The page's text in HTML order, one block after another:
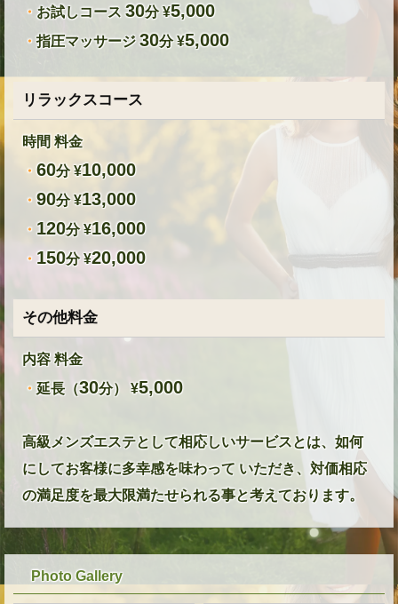
・ お試しコース 30分 ¥5,000
・ 指圧マッサージ 30分 ¥5,000
リラックスコース
時間 料金
・60分 ¥10,000
・ 90分 ¥13,000
・ 120分 ¥16,000
・ 150分 ¥20,000
その他料金
内容 料金
・ 延長（30分） ¥5,000
高級メンズエステとして相応しいサービスとは、如何
にしてお客様に多幸感を味わって いただき、対価相応
の満足度を最大限満たせられる事と考えております。
Photo Gallery